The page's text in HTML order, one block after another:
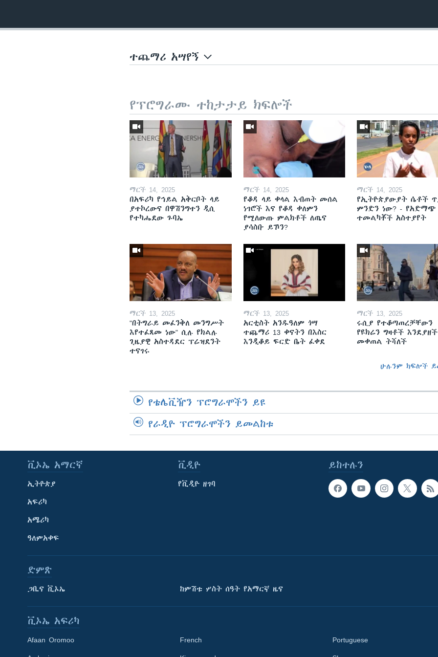
ተጨማሪ አሣየኝ
የፕሮግራሙ ተከታታይ ክፍሎች
ማርች 14, 2025
በአፍሪካ የኅይል አቅርቦት ላይ
ያተኮረውና በዋሽንግተን ዲሲ
የተካሔደው ጉባኤ
ማርች 14, 2025
የቆዳ ላይ ቀላል እብጠት መሰል
ነገሮች እና የቆዳ ቀለምን
የሚለውጡ ምልክቶች ለጤና
ያሳስቡ ይኾን?
ማርች 14, 2025
የኢትዮጵያውያት ሴቶች
ምንድን ነው? - የአድማጭ
ተመልካቾች አስተያየት
ማርች 13, 2025
"በትግራይ መፈንቅለ መንግሥት
እየተፈጸመ ነው" ሲሉ የክልሉ
ጊዜያዊ አስተዳደር ፕሬዝደንት
ተናገሩ
ማርች 13, 2025
አርቲስት አንዱዓለም ጎሣ
ተጨማሪ 13 ቀናትን በእስር
እንዲቆይ ፍርድ ቤት ፈቀደ
ማርች 13, 2025
ሩሲያ የተቆጣጠረቻቸውን
የዩክሬን ግዛቶች እንደያዘች
መቀጠል ትሻለች
ሁሉንም ክፍሎች
የቴሌቪዥን ፕሮግራሞችን ይዩ
የራዲዮ ፕሮግራሞችን ይመልከቱ
ይከተሉን
ቪኦኤ አማርኛ
ኢትዮጵያ
አፍሪካ
አሜሪካ
ዓለምአቀፍ
ቪዲዮ
የቪዲዮ ዘገባ
ድምጽ
ጋቢና ቪኦኤ ከምሽቱ ሦስት ሰዓት የአማርኛ ዜና
ቪኦኤ አፍሪካ
Afaan Oromoo French Portuguese